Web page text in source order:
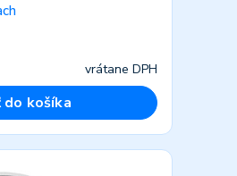
vrátane DPH
do košíka